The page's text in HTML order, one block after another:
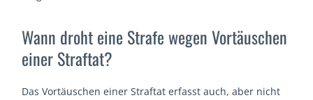
Wann droht eine Strafe wegen Vortäuschen
einer Straftat?
Das Vortäuschen einer Straftat erfasst auch, aber nicht